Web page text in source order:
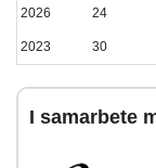
2026 24
2023 30
I samarbete